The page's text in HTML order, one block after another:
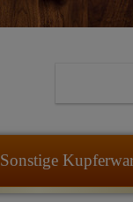
Sonstige